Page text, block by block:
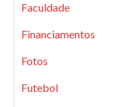
Faculdade
Financiamentos
Fotos
Futebol